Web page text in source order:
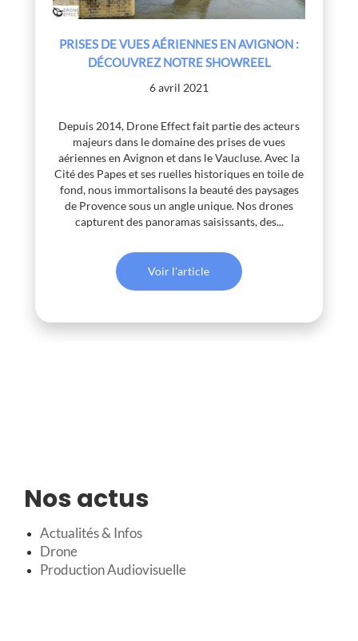
PRISES DE VUES AÉRIENNES EN AVIGNON :
DÉCOUVREZ NOTRE SHOWREEL
6 avril 2021
Depuis 2014, Drone Effect fait partie des acteurs
majeurs dans le domaine des prises de vues
aériennes en Avignon et dans le Vaucluse. Avec la
Cité des Papes et ses ruelles historiques en toile de
fond, nous immortalisons la beauté des paysages
de Provence sous un angle unique. Nos drones
capturent des panoramas saisissants, des...
Voir l'article
Nos actus
Actualités & Infos
Drone
Production Audiovisuelle